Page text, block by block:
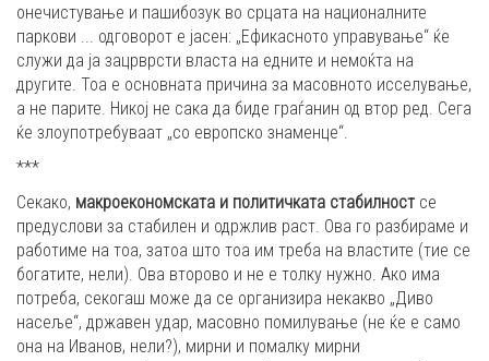
онечистување и пашибозук во срцата на националните
паркови ... одговорот е јасен: „Ефикасното управување“ ќе
служи да ја зацрврсти власта на едните и немоќта на
другите. Тоа е основната причина за масовното исселување,
а не парите. Никој не сака да биде граѓанин од втор ред. Сега
ќе злоупотребуваат „со европско знаменце“.
***
Секако, макроекономската и политичката стабилност се
предуслови за стабилен и одржлив раст. Ова го разбираме и
работиме на тоа, затоа што тоа им треба на властите (тие се
богатите, нели). Ова второво и не е толку нужно. Ако има
потреба, секогаш може да се организира некакво „Диво
насеље“, државен удар, масовно помилување (не ќе е само
она на Иванов, нели?), мирни и помалку мирни